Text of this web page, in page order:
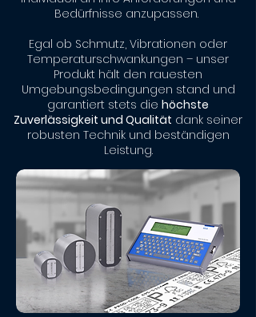
Bedürfnisse anzupassen.
Egal ob Schmutz, Vibrationen oder
Temperaturschwankungen – unser
Produkt hält den rauesten
Umgebungsbedingungen stand und
garantiert stets die höchste
Zuverlässigkeit und Qualität dank seiner
robusten Technik und beständigen
Leistung.